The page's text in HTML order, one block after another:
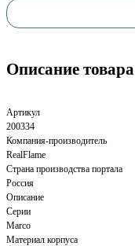
Описание товара
Артикул
200334
Компания-производитель
RealFlame
Страна производства портала
Россия
Описание
Серии
Marco
Материал корпуса